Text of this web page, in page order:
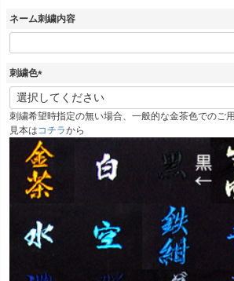
ネーム刺繍内容
刺繍色
(
必
須
)
刺繍希望時指定の無い場合、一般的な金茶色でのご
見本はコチラから